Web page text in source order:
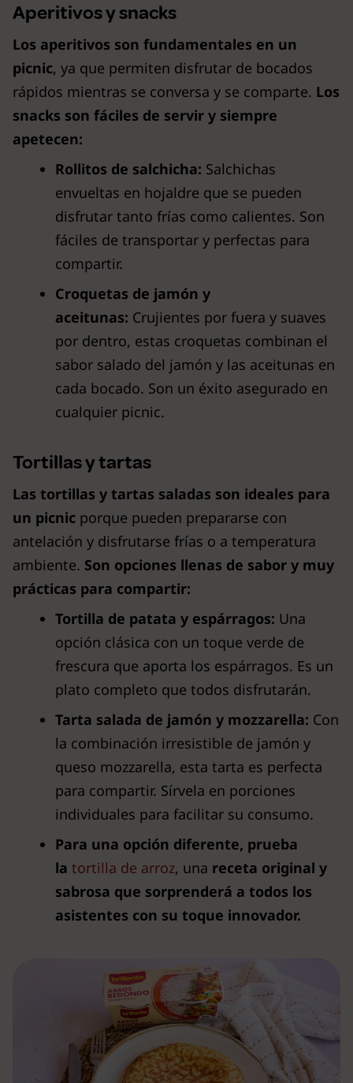
Aperitivos y snacks
Los aperitivos son fundamentales en un
picnic, ya que permiten disfrutar de bocados
rápidos mientras se conversa y se comparte. Los
snacks son fáciles de servir y siempre
apetecen:
Rollitos de salchicha: Salchichas
envueltas en hojaldre que se pueden
disfrutar tanto frías como calientes. Son
fáciles de transportar y perfectas para
compartir.
Croquetas de jamón y
aceitunas: Crujientes por fuera y suaves
por dentro, estas croquetas combinan el
sabor salado del jamón y las aceitunas en
cada bocado. Son un éxito asegurado en
cualquier picnic.
Tortillas y tartas
Las tortillas y tartas saladas son ideales para
un picnic porque pueden prepararse con
antelación y disfrutarse frías o a temperatura
ambiente. Son opciones llenas de sabor y muy
prácticas para compartir:
Tortilla de patata y espárragos: Una
opción clásica con un toque verde de
frescura que aporta los espárragos. Es un
plato completo que todos disfrutarán.
Tarta salada de jamón y mozzarella: Con
la combinación irresistible de jamón y
queso mozzarella, esta tarta es perfecta
para compartir. Sírvela en porciones
individuales para facilitar su consumo.
Para una opción diferente, prueba
la tortilla de arroz, una receta original y
sabrosa que sorprenderá a todos los
asistentes con su toque innovador.